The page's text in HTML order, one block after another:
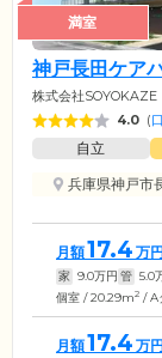
満室
神戸長田ケア
株式会社SOYOKAZE
4.0 (
自立
兵庫県神戸市
月額17.4 万円
家 9.0万円 管 5.0
個室 / 20.29m2 / A
月額17.4 万円